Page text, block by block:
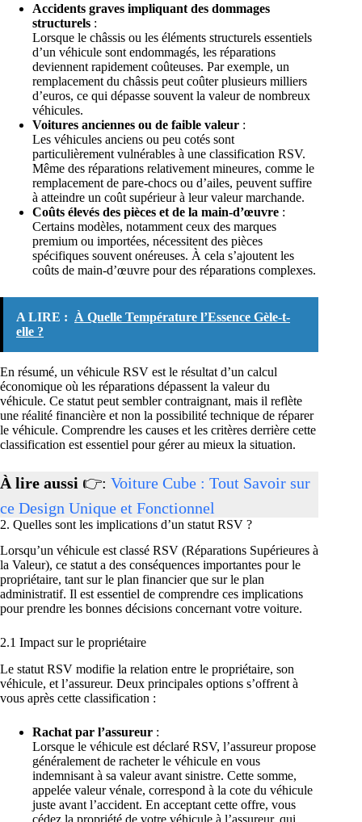
Accidents graves impliquant des dommages
structurels :
Lorsque le châssis ou les éléments structurels essentiels
d’un véhicule sont endommagés, les réparations
deviennent rapidement coûteuses. Par exemple, un
remplacement du châssis peut coûter plusieurs milliers
d’euros, ce qui dépasse souvent la valeur de nombreux
véhicules.
Voitures anciennes ou de faible valeur :
Les véhicules anciens ou peu cotés sont
particulièrement vulnérables à une classification RSV.
Même des réparations relativement mineures, comme le
remplacement de pare-chocs ou d’ailes, peuvent suffire
à atteindre un coût supérieur à leur valeur marchande.
Coûts élevés des pièces et de la main-d’œuvre :
Certains modèles, notamment ceux des marques
premium ou importées, nécessitent des pièces
spécifiques souvent onéreuses. À cela s’ajoutent les
coûts de main-d’œuvre pour des réparations complexes.
A LIRE : À Quelle Température l’Essence Gèle-t-
elle ?
En résumé, un véhicule RSV est le résultat d’un calcul
économique où les réparations dépassent la valeur du
véhicule. Ce statut peut sembler contraignant, mais il reflète
une réalité financière et non la possibilité technique de réparer
le véhicule. Comprendre les causes et les critères derrière cette
classification est essentiel pour gérer au mieux la situation.
À lire aussi 👉: Voiture Cube : Tout Savoir sur
ce Design Unique et Fonctionnel
2. Quelles sont les implications d’un statut RSV ?
Lorsqu’un véhicule est classé RSV (Réparations Supérieures à
la Valeur), ce statut a des conséquences importantes pour le
propriétaire, tant sur le plan financier que sur le plan
administratif. Il est essentiel de comprendre ces implications
pour prendre les bonnes décisions concernant votre voiture.
2.1 Impact sur le propriétaire
Le statut RSV modifie la relation entre le propriétaire, son
véhicule, et l’assureur. Deux principales options s’offrent à
vous après cette classification :
Rachat par l’assureur :
Lorsque le véhicule est déclaré RSV, l’assureur propose
généralement de racheter le véhicule en vous
indemnisant à sa valeur avant sinistre. Cette somme,
appelée valeur vénale, correspond à la cote du véhicule
juste avant l’accident. En acceptant cette offre, vous